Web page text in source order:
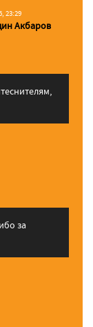
23:29
Акбаров
за